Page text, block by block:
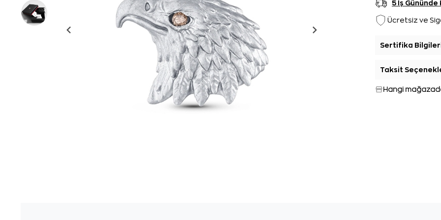
5 İş
Ücretsiz ve
Sertifika
Taksit
Hangi